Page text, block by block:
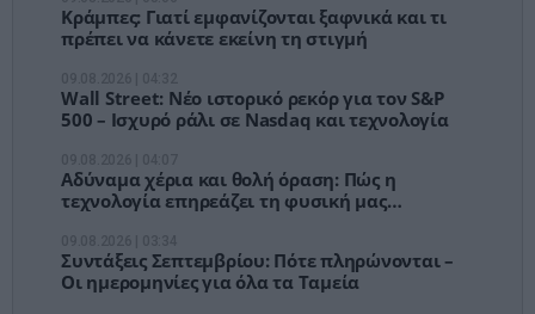
Κράμπες: Γιατί εμφανίζονται ξαφνικά και τι
πρέπει να κάνετε εκείνη τη στιγμή
Wall Street: Νέο ιστορικό ρεκόρ για τον S&P
500 – Ισχυρό ράλι σε Nasdaq και τεχνολογία
Αδύναμα χέρια και θολή όραση: Πώς η
τεχνολογία επηρεάζει τη φυσική μας
Συντάξεις Σεπτεμβρίου: Πότε πληρώνονται –
Οι ημερομηνίες για όλα τα Ταμεία